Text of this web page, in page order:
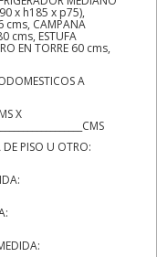
x h185 x p75),
cms, CAMPANA
cms, ESTUFA
EN TORRE 60 cms,
A
X
DE PISO U OTRO: